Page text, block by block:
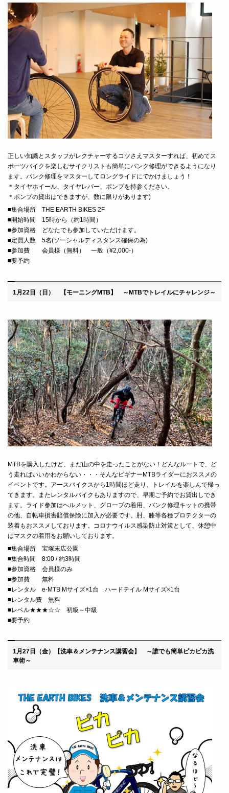
正しい知識とスタッフがレクチャーするコツさえマスターすれば、初めてス
ポーツバイクを楽しむサイクリストも簡単にパンク修理ができるようになり
ます。パンク修理をマスターしてロングライドにでかけましょう！
＊タイヤホイール、タイヤレバー、ポンプを持参ください。
＊ポンプの貸出はできますが、数に限りがあります)
■集合場所 THE EARTH BIKES 2F
■開始時間 15時から（約1時間）
■参加資格 どなたでも参加していただけます。
■定員人数 5名(ソーシャルディスタンス確保の為)
■参加費 会員様（無料） 一般（¥2,000-）
■要予約
1月22 日（日） 【モーニングMTB】 ～MTBでトレイルにチャレンジ～
MTBを購入したけど、まだ山の中を走ったことがない！どんなルートで、ど
う走ればいいかわからない・・・そんなビギナーMTBライダーにおススメの
イベントです。アースバイクスから1時間ほど走り、トレイルを楽しんで帰っ
てきます。またレンタルバイクもありますので、早期ご予約でお貸出しでき
ます。 ライド参加はヘルメット、グローブの着用、パンク修理キットの携帯
の他、自転車損害賠償保険に加入が必要です。肘、膝等各種プロテクターの
装着もおススメしております。 コロナウイルス感染防止対策として、休憩中
はマスクの着用をお願いしております。
■集合場所 宝塚末広公園
■集合時間 8:00 / 約3時間
■参加資格 会員様のみ
■参加費 無料
■レンタル e-MTB Mサイズ×1台 ハードテイル Mサイズ×1台
■レンタル費 無料
■レベル★★★☆☆ 初級～中級
■要予約
1月27日（金） 【洗車＆メンテナンス講習会】 ～誰でも簡単ピカピカ洗
車術～